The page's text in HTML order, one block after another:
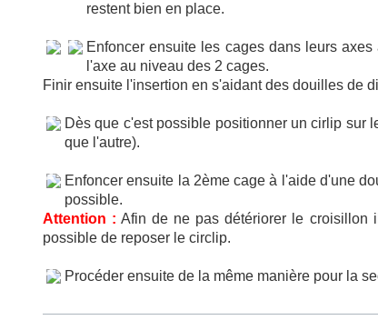
restent bien en place.
Enfoncer ensuite les cages dans leurs
l'axe au niveau des 2 cages.
Finir ensuite l'insertion en s'aidant des douilles de
Dès que c'est possible positionner un cirlip sur
que l'autre).
Enfoncer ensuite la 2ème cage à l'aide d'une
possible.
Attention : Afin de ne pas détériorer le croisillon
possible de reposer le circlip.
Procéder ensuite de la même manière pour la